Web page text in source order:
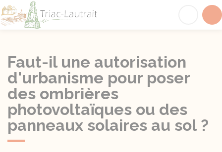
Faut-il une autorisation
d'urbanisme pour poser
des ombrières
photovoltaïques ou des
panneaux solaires au sol ?